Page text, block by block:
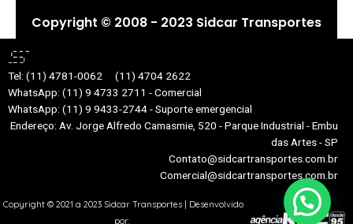
Copyright © 2008 - 2023 Sidcar Transportes
Tel: (11) 4781-0062
(11) 4704 2622
WhatsApp: (11) 9 4733 2711 - Comercial
WhatsApp: (11) 9 9433-2744 - Suporte emergencial
Endereço: Av. Jorge Alfredo Camasmie, 520 - Parque Industrial - Embu
das Artes - SP
Contato@sidcartransportes.com.br
Comercial@sidcartransportes.com.br
Copyright © 2021 a 2023 Sidcar Transportes | Desenvolvido
por: